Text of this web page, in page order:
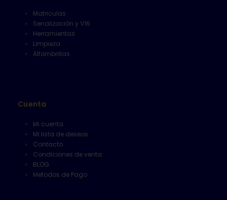
Matriculas
Senalización y V16
Herramientas
Limpieza
Alfombrillas
Cuenta
Mi cuenta
Mi lista de deseos
Contacto
Condiciones de venta
BLOG
Metodos de Pago